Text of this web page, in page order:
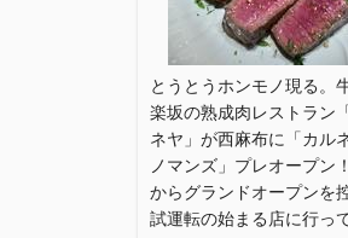
とうとうホンモノ現る。
楽坂の熟成肉レストラン
ネヤ」が西麻布に「カル
ノマンズ」プレオープン
からグランドオープンを控
試運転の始まる店に行っ